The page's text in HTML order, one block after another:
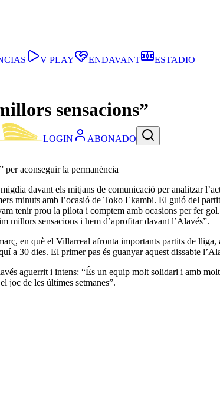
LOGIN ABONADO
V PLAY ENDAVANT ESTADIO
sensacions”
per aconseguir la permanència
davant els mitjans de comunicació per analitzar
minuts amb l’ocasió de Toko Ekambi. El guió del
tenir prou la pilota i comptem amb ocasions per fer
millors sensacions i hem d’aprofitar davant l’Alavés”.
en què el Villarreal afronta importants partits de
a 30 dies. El primer pas és guanyar aquest dissabte
aguerrit i intens: “És un equip molt solidari i amb
joc de les últimes setmanes”.